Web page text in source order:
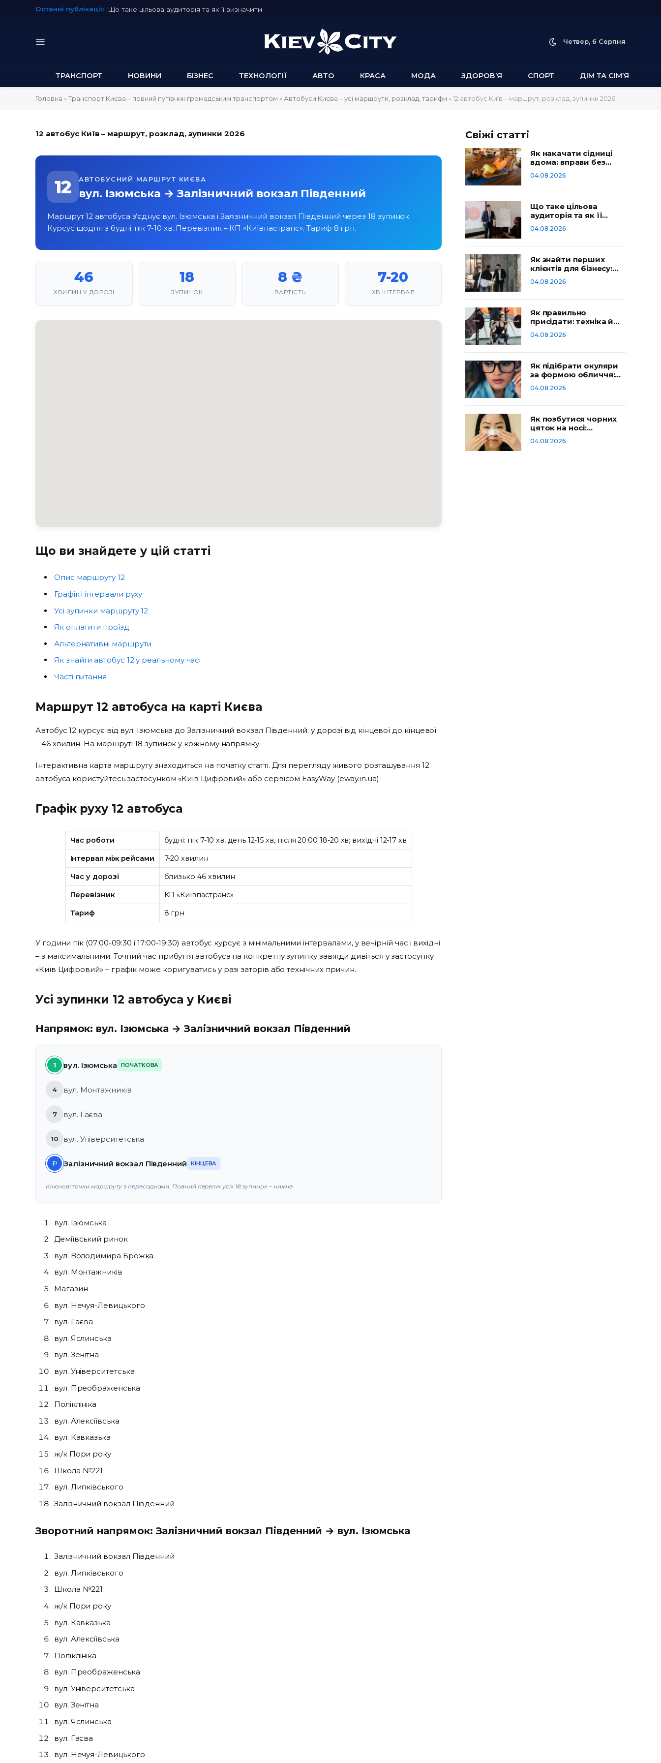
Останні публікації: Що таке цільова аудиторія та як її визначити
Четвер, 6 Серпня
ТРАНСПОРТ НОВИНИ БІЗНЕС ТЕХНОЛОГІЇ АВТО КРАСА МОДА ЗДОРОВ’Я СПОРТ ДІМ ТА СІМ’Я
Головна »Транспорт Києва – повний путівник громадським транспортом » Автобуси Києва – усі маршрути, розклад, тарифи »12 автобус Київ – маршрут, розклад, зупинки 2026
12 автобус Київ – маршрут, розклад, зупинки 2026
12 АВТОБУСНИЙ МАРШРУТ КИЄВА
вул. Ізюмська → Залізничний вокзал Південний
Маршрут 12 автобуса з’єднує вул. Ізюмська і Залізничний вокзал Південний через 18 зупинок.
Курсує щодня з будні: пік 7-10 хв. Перевізник – КП «Київпастранс». Тариф 8 грн.
46
ХВИЛИН У ДОРОЗІ
18
ЗУПИНОК
8 ₴
ВАРТІСТЬ
7-20
ХВ ІНТЕРВАЛ
Що ви знайдете у цій статті
Опис маршруту 12
Графік і інтервали руху
Усі зупинки маршруту 12
Як оплатити проїзд
Альтернативні маршрути
Як знайти автобус 12 у реальному часі
Часті питання
Маршрут 12 автобуса на карті Києва
Автобус 12 курсує від вул. Ізюмська до Залізничний вокзал Південний. у дорозі від кінцевої до кінцевої
– 46 хвилин. На маршруті 18 зупинок у кожному напрямку.
Інтерактивна карта маршруту знаходиться на початку статті. Для перегляду живого розташування 12
автобуса користуйтесь застосунком «Київ Цифровий» або сервісом EasyWay (eway.in.ua).
Графік руху 12 автобуса
Час роботи будні: пік 7-10 хв, день 12-15 хв, після 20:00 18-20 хв; вихідні 12-17 хв
Інтервал між рейсами 7-20 хвилин
Час у дорозі близько 46 хвилин
Перевізник КП «Київпастранс»
Тариф 8 грн
У години пік (07:00-09:30 і 17:00-19:30) автобус курсує з мінімальними інтервалами, у вечірній час і вихідні
– з максимальними. Точний час прибуття автобуса на конкретну зупинку завжди дивіться у застосунку
«Київ Цифровий» – графік може коригуватись у разі заторів або технічних причин.
Усі зупинки 12 автобуса у Києві
Напрямок: вул. Ізюмська → Залізничний вокзал Південний
1 вул. Ізюмська ПОЧАТКОВА
4 вул. Монтажників
7 вул. Гаєва
10 вул. Університетська
⚐ Залізничний вокзал Південний КІНЦЕВА
Ключові точки маршруту з пересадками. Повний перелік усіх 18 зупинок – нижче.
вул. Ізюмська
Деміївський ринок
вул. Володимира Брожка
вул. Монтажників
Магазин
вул. Нечуя-Левицького
вул. Гаєва
вул. Яслинська
вул. Зенітна
вул. Університетська
вул. Преображенська
Поліклініка
вул. Алексіївська
вул. Кавказька
ж/к Пори року
Школа №221
вул. Липківського
Залізничний вокзал Південний
Зворотний напрямок: Залізничний вокзал Південний → вул. Ізюмська
Залізничний вокзал Південний
вул. Липківського
Школа №221
ж/к Пори року
вул. Кавказька
вул. Алексіївська
Поліклініка
вул. Преображенська
вул. Університетська
вул. Зенітна
вул. Яслинська
вул. Гаєва
вул. Нечуя-Левицького
Свіжі статті
Як накачати сідниці
вдома: вправи без
тренажерів
04.08.2026
Що таке цільова
аудиторія та як її
визначити
04.08.2026
Як знайти перших
клієнтів для бізнесу:
робочі способи
04.08.2026
Як правильно
присідати: техніка й
типові помилки
04.08.2026
Як підібрати окуляри
за формою обличчя:
гід
04.08.2026
Як позбутися чорних
цяток на носі:
домашній догляд
04.08.2026